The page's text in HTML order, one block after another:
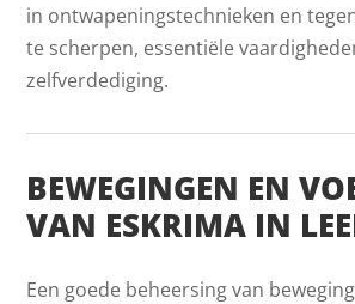
in ontwapeningstechnieken en
te scherpen, essentiële
zelfverdediging.
BEWEGINGEN EN
VAN ESKRIMA IN
Een goede beheersing van